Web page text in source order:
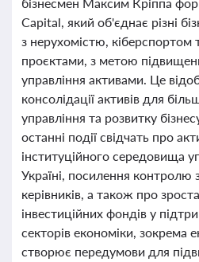
Capital, який об'єднає різні
з нерухомістю, кіберспортом
проєктами, з метою
управління активами. Це
консолідації активів для
управління та розвитку
останні події свідчать про
інституційного середовища
Україні, посилення контролю
керівників, а також про
інвестиційних фондів у
секторів економіки, зокрема
створює передумови для